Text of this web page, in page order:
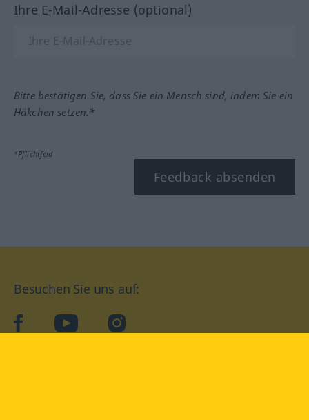
Ihre E-Mail-Adresse (optional)
Bitte bestätigen Sie, dass Sie ein Mensch sind, indem Sie ein
Häkchen setzen.*
*Pflichtfeld
Feedback absenden
Besuchen Sie uns auf:
facebookYouTube Instagram